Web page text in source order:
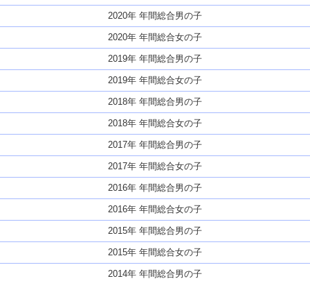
2020年 年間総合男の子
2020年 年間総合女の子
2019年 年間総合男の子
2019年 年間総合女の子
2018年 年間総合男の子
2018年 年間総合女の子
2017年 年間総合男の子
2017年 年間総合女の子
2016年 年間総合男の子
2016年 年間総合女の子
2015年 年間総合男の子
2015年 年間総合女の子
2014年 年間総合男の子